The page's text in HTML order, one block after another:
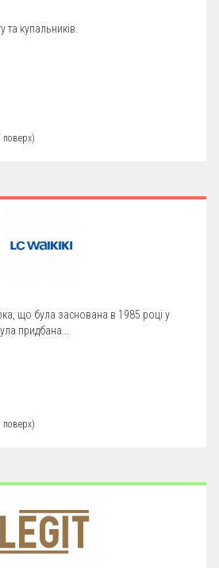
купальників.
що була заснована в 1985 році у
придбана...